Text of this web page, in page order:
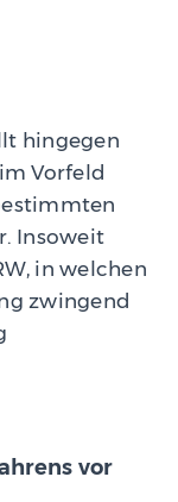
hingegen
Vorfeld
Insoweit
in welchen
zwingend
vor